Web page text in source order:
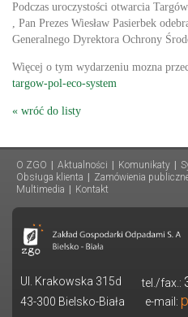
Podczas uroczystości otwarcia
, Pan Prezes Wiesław Pasierbek
Generalnego Dyrektora Ochrony
Więcej o tym wydarzeniu mozna
targow-pol-eco-system
« wróć do listy
O ZGO Aktualności Komunikaty
Obsługa klienta
Zamówienia
Multimedia
Kontakt
Ul. Krakowska 315d tel./fax.:
43-300 Bielsko-Biała e-mail: